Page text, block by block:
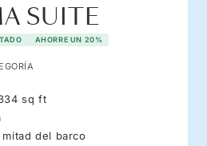
SUITE
AHORRE UN 20%
sq ft
del barco